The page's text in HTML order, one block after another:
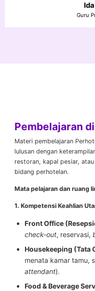
Guru
Pembelajaran
Materi pembelajaran
lulusan dengan
restoran, kapal pesiar,
bidang perhotelan.
Mata pelajaran dan ruang
1. Kompetensi Keahlian
Front Office
check-out, reservasi,
Housekeeping (Tata
menata kamar tamu,
attendant).
Food & Beverage